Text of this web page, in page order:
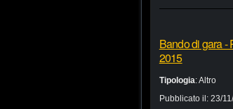
Bando di gara -
2015
Tipologia:Altro
Pubblicato il: 23/